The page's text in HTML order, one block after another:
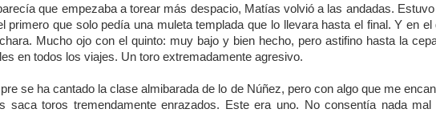
que empezaba a torear más despacio, Matías volvió a las andadas.
primero que solo pedía una muleta templada que lo llevara hasta el final. Y en el
Mucho ojo con el quinto: muy bajo y bien hecho, pero astifino hasta la
en todos los viajes. Un toro extremadamente agresivo.
se ha cantado la clase almibarada de lo de Núñez, pero con algo que me
saca toros tremendamente enrazados. Este era uno. No consentía nada mal